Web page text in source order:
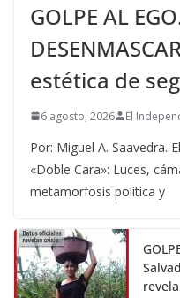
GOLPE AL
estética de
6 agosto, 2026 El
Por: Miguel A. Saavedra.
«Doble Cara»: Luces,
metamorfosis política y